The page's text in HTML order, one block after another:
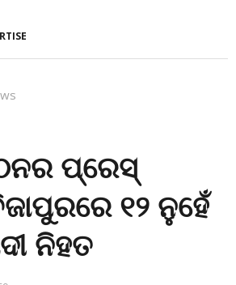
ପ୍ରେସ୍
୧୨ ନୁହେଁ
ନିହତ